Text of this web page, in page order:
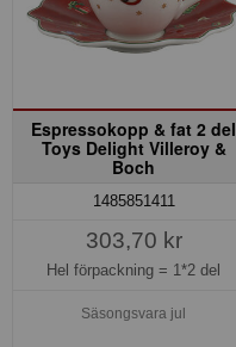
Espressokopp & fat 2 del
Toys Delight Villeroy &
Boch
1485851411
303,70 kr
Hel förpackning = 1*2 del
Säsongsvara jul